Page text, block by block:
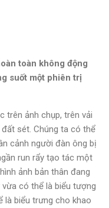
toàn không động
suốt một phiên trị
trên ảnh chụp, trên vải
sét. Chúng ta có thể
cảnh người đàn ông bị
run rẩy tạo tác một
ảnh bản thân đang
có thể là biểu tượng
là biểu trưng cho khao